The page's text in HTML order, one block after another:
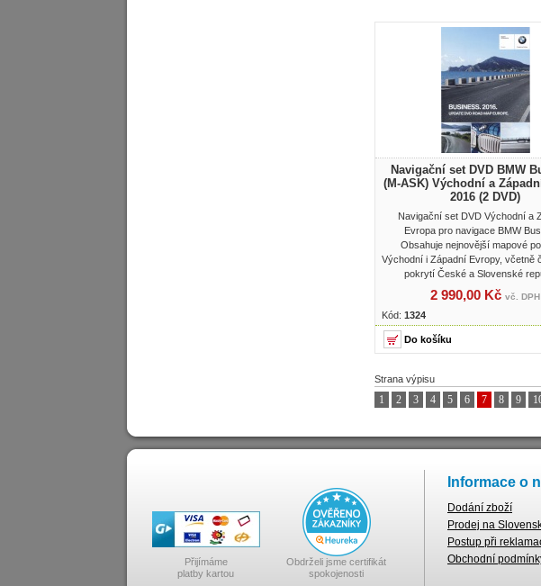
Navigační set DVD BMW
(M-ASK) Východní a
2016 (2 DVD)
Navigační set DVD Východní a
Evropa pro navigace BMW
Obsahuje nejnovější mapové
Východní i Západní Evropy, včetně
pokrytí České a Slovenské
2 990,00 Kč vč. DPH
Kód: 1324
Strana výpisu
1 2 3 4 5 6 7 8 9
Přijímáme
platby kartou
Obdrželi jsme certifikát
spokojenosti
Informace o
Dodání zboží
Prodej na
Postup při
Obchodní